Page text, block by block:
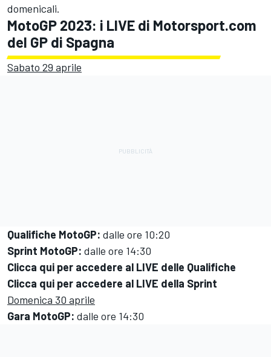
domenicali.
MotoGP 2023: i LIVE di Motorsport.com
del GP di Spagna
Sabato 29 aprile
Qualifiche MotoGP: dalle ore 10:20
Sprint MotoGP: dalle ore 14:30
Clicca qui per accedere al LIVE delle Qualifiche
Clicca qui per accedere al LIVE della Sprint
Domenica 30 aprile
Gara MotoGP: dalle ore 14:30